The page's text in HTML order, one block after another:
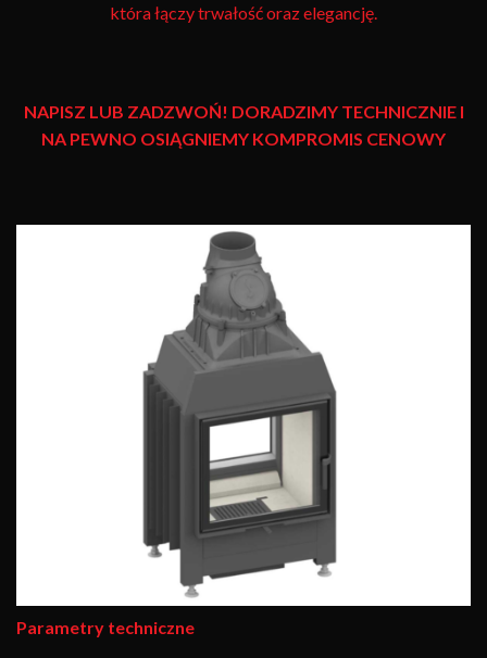
która łączy trwałość oraz elegancję.
NAPISZ LUB ZADZWOŃ! DORADZIMY TECHNICZNIE I
NA PEWNO OSIĄGNIEMY KOMPROMIS CENOWY
Parametry techniczne